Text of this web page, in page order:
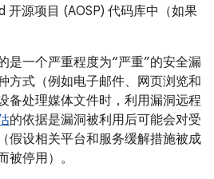
开源项目 (AOSP) 代码库中（如果
是一个严重程度为“严重”的安全漏
方式（例如电子邮件、网页浏览和
备处理媒体文件时，利用漏洞远程
的依据是漏洞被利用后可能会对受
假设相关平台和服务缓解措施被成
被停用）。